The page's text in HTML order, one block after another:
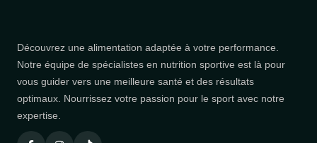
Découvrez une alimentation adaptée à votre performance.
Notre équipe de spécialistes en nutrition sportive est là pour
vous guider vers une meilleure santé et des résultats
optimaux. Nourrissez votre passion pour le sport avec notre
expertise.